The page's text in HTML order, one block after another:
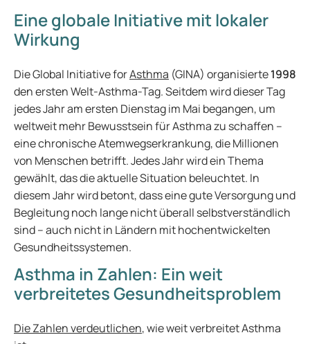
Eine globale Initiative mit lokaler
Wirkung
Die Global Initiative forAsthma (GINA) organisierte1998
den ersten Welt-Asthma-Tag. Seitdem wird dieser Tag
jedes Jahr am ersten Dienstag im Mai begangen, um
weltweit mehr Bewusstsein für Asthma zu schaffen –
eine chronische Atemwegserkrankung, die Millionen
von Menschen betrifft. Jedes Jahr wird ein Thema
gewählt, das die aktuelle Situation beleuchtet. In
diesem Jahr wird betont, dass eine gute Versorgung und
Begleitung noch lange nicht überall selbstverständlich
sind – auch nicht in Ländern mit hochentwickelten
Gesundheitssystemen.
Asthma in Zahlen: Ein weit
verbreitetes Gesundheitsproblem
Die Zahlen verdeutlichen, wie weit verbreitet Asthma